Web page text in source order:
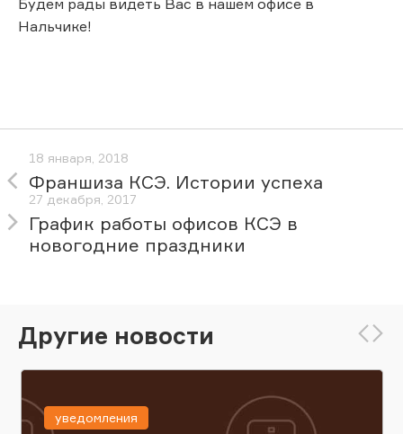
Нальчике!
18 января, 2018
Франшиза КСЭ. Истории успеха
27 декабря, 2017
График работы офисов КСЭ в
новогодние праздники
Другие новости
уведомления